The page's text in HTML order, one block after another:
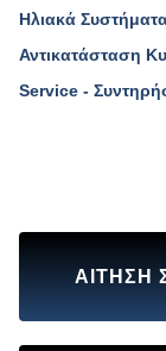
Ηλιακά
Αντικατάσταση
Service -
ΑΙΤΗΣΗ